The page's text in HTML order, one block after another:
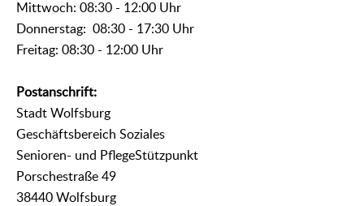
Mittwoch: 08:30 - 12:00 Uhr
Donnerstag: 08:30 - 17:30 Uhr
Freitag: 08:30 - 12:00 Uhr
Postanschrift:
Stadt Wolfsburg
Geschäftsbereich Soziales
Senioren- und PflegeStützpunkt
Porschestraße 49
38440 Wolfsburg